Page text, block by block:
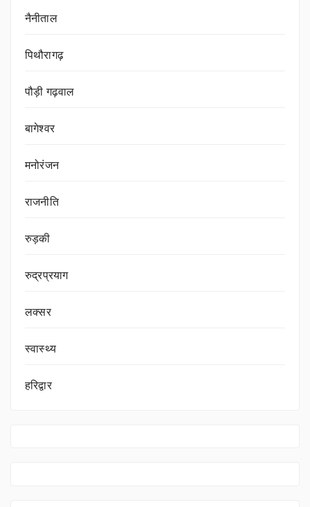
नैनीताल
पिथौरागढ़
पौड़ी गढ़वाल
बागेश्वर
मनोरंजन
राजनीति
रुड़की
रुद्रप्रयाग
लक्सर
स्वास्थ्य
हरिद्वार